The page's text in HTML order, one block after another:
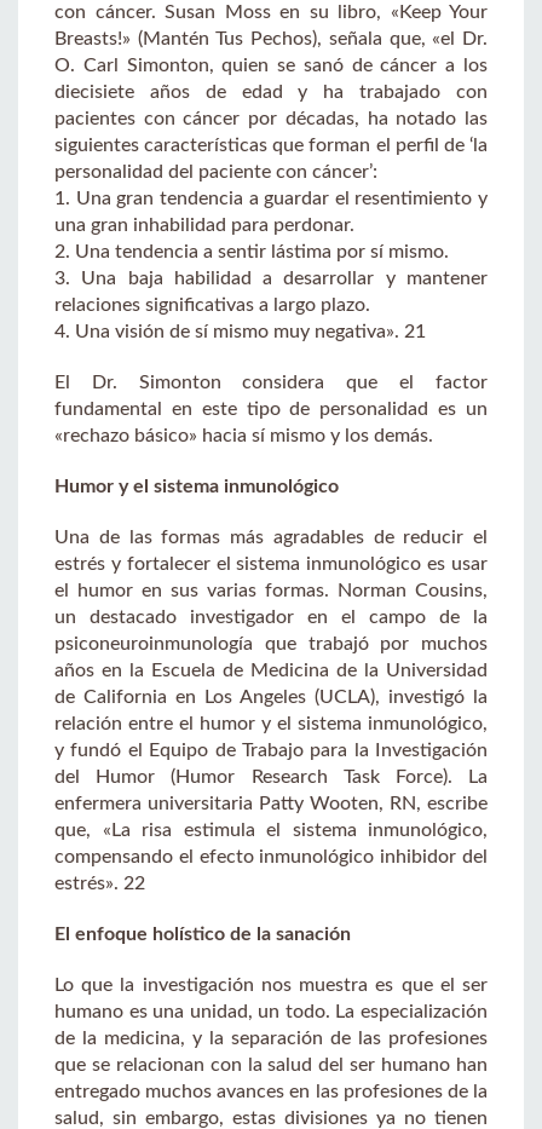
con cáncer. Susan Moss en su libro, «Keep Your
Breasts!» (Mantén Tus Pechos), señala que, «el Dr.
O. Carl Simonton, quien se sanó de cáncer a los
diecisiete años de edad y ha trabajado con
pacientes con cáncer por décadas, ha notado las
siguientes características que forman el perfil de ‘la
personalidad del paciente con cáncer’:
1. Una gran tendencia a guardar el resentimiento y
una gran inhabilidad para perdonar.
2. Una tendencia a sentir lástima por sí mismo.
3. Una baja habilidad a desarrollar y mantener
relaciones significativas a largo plazo.
4. Una visión de sí mismo muy negativa». 21
El Dr. Simonton considera que el factor
fundamental en este tipo de personalidad es un
«rechazo básico» hacia sí mismo y los demás.
Humor y el sistema inmunológico
Una de las formas más agradables de reducir el
estrés y fortalecer el sistema inmunológico es usar
el humor en sus varias formas. Norman Cousins,
un destacado investigador en el campo de la
psiconeuroinmunología que trabajó por muchos
años en la Escuela de Medicina de la Universidad
de California en Los Angeles (UCLA), investigó la
relación entre el humor y el sistema inmunológico,
y fundó el Equipo de Trabajo para la Investigación
del Humor (Humor Research Task Force). La
enfermera universitaria Patty Wooten, RN, escribe
que, «La risa estimula el sistema inmunológico,
compensando el efecto inmunológico inhibidor del
estrés». 22
El enfoque holístico de la sanación
Lo que la investigación nos muestra es que el ser
humano es una unidad, un todo. La especialización
de la medicina, y la separación de las profesiones
que se relacionan con la salud del ser humano han
entregado muchos avances en las profesiones de la
salud, sin embargo, estas divisiones ya no tienen